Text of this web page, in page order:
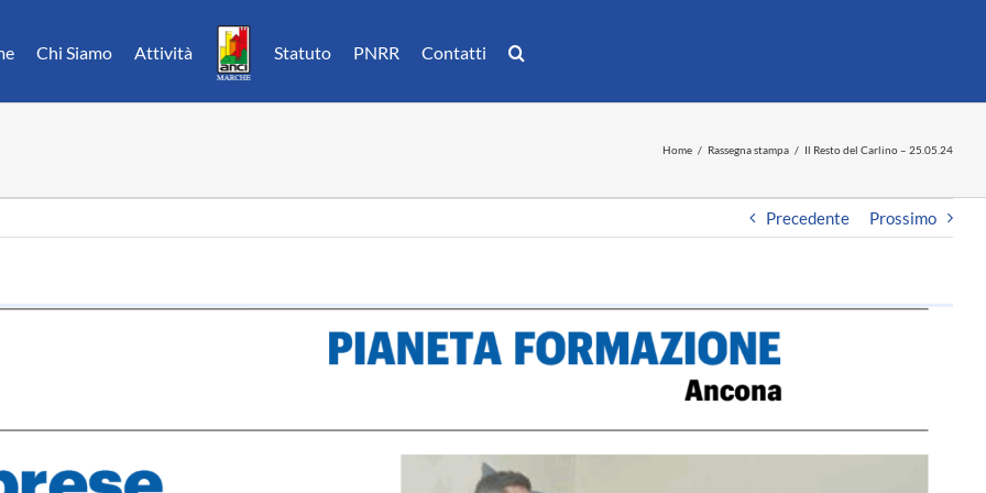
Chi Siamo Attività Statuto PNRR Contatti
Home Rassegna stampa Il Resto del Carlino – 25.05.24
Precedente Prossimo